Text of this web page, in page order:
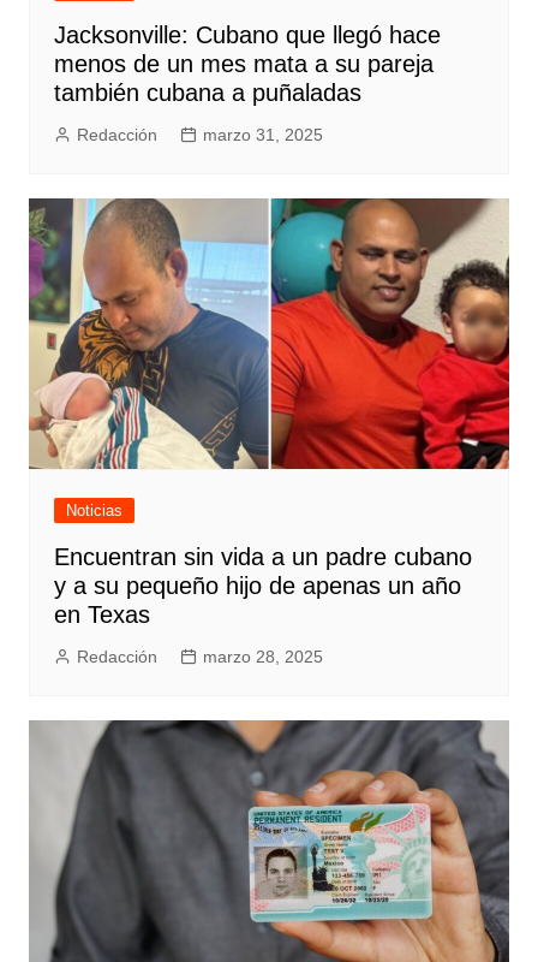
Jacksonville: Cubano que llegó hace
menos de un mes mata a su pareja
también cubana a puñaladas
Redacción marzo 31, 2025
Noticias
Encuentran sin vida a un padre cubano
y a su pequeño hijo de apenas un año
en Texas
Redacción marzo 28, 2025